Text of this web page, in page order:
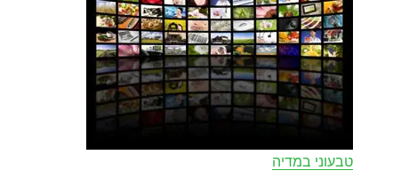
טבעוני במדיה